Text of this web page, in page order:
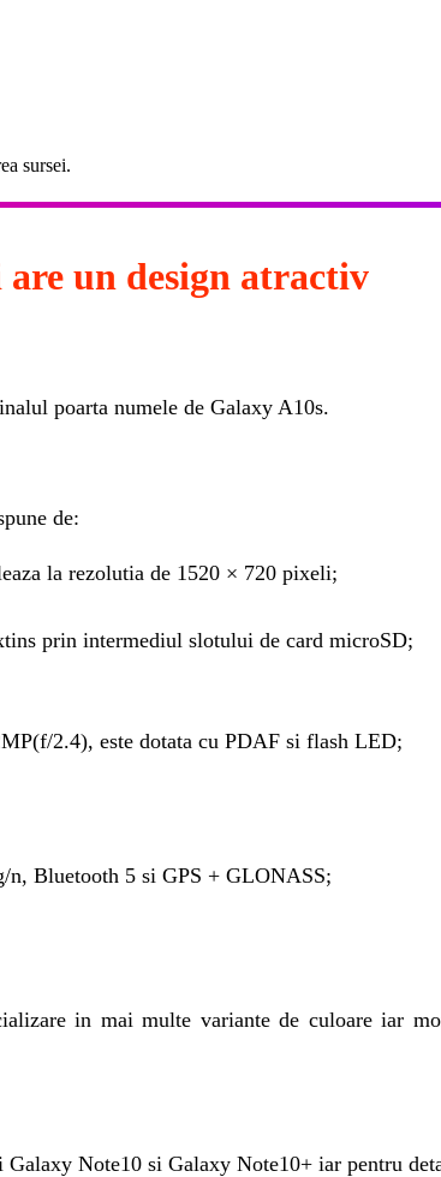
sursei.
are un design atractiv
poarta numele de Galaxy A10s.
de:
la rezolutia de 1520 × 720 pixeli;
prin intermediul slotului de card microSD;
2.4), este dotata cu PDAF si flash LED;
n, Bluetooth 5 si GPS + GLONASS;
in mai multe variante de culoare iar
Note10 si Galaxy Note10+ iar pentru